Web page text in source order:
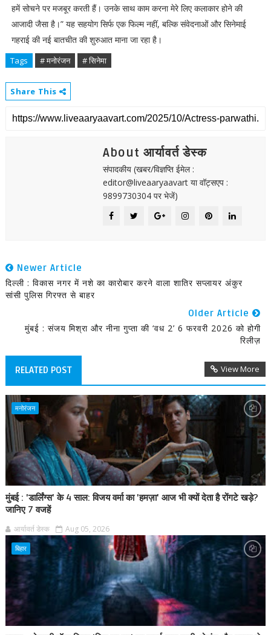
हमें सोचने पर मजबूर करती हैं। उनके साथ काम करना मेरे लिए कलाकार होने की
आजादी जैसा है।” यह सहयोग सिर्फ एक फिल्म नहीं, बल्कि संवेदनाओं और सिनेमाई
गहराई की नई बातचीत की शुरुआत माना जा रहा है।
Tags # मनोरंजन # सिनेमा
Share This
About आर्यावर्त डेस्क
संपादकीय (खबर/विज्ञप्ति ईमेल :
editor@liveaaryaavart या वॉट्सएप :
9899730304 पर भेजें)
Newer Article
दिल्ली : विकास नगर में नशे का कारोबार करने वाला शातिर सप्लायर अंकुर
सांसी पुलिस गिरफ्त से बाहर
Older Article
मुंबई : संजय मिश्रा और नीना गुप्ता की ‘वध 2’ 6 फरवरी 2026 को होगी
रिलीज़
RELATED POST View More
मनोरंजन
मुंबई : 'डार्लिंग्स' के 4 साल: विजय वर्मा का 'हमज़ा' आज भी क्यों देता है रोंगटे खड़े?
जानिए 7 वजहें
आर्यावर्त डेस्क Aug 05, 2026
बिहार